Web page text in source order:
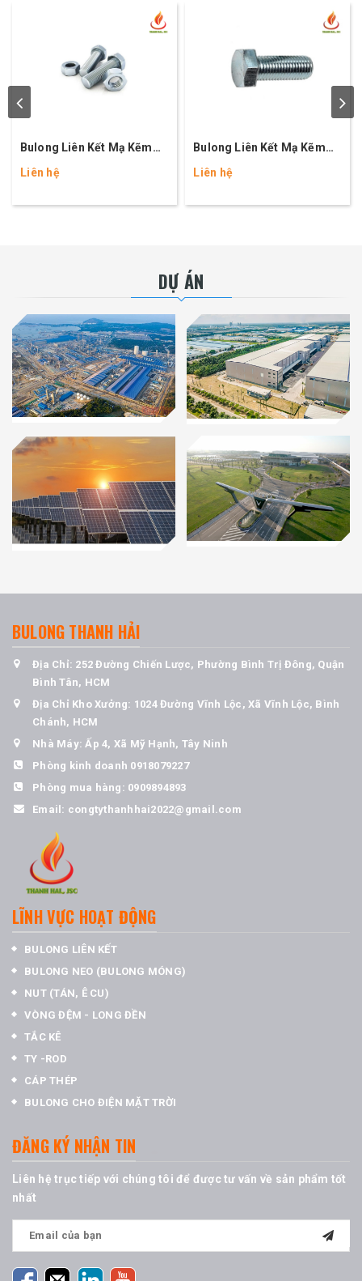
Bulong Liên Kết Mạ Kẽm
M20x60
Liên hệ
Bulong Liên Kết Mạ Kẽm
M16x50
Liên hệ
DỰ ÁN
BULONG THANH HẢI
Địa Chỉ: 252 Đường Chiến Lược, Phường Bình Trị Đông, Quận
Bình Tân, HCM
Địa Chỉ Kho Xưởng: 1024 Đường Vĩnh Lộc, Xã Vĩnh Lộc, Bình
Chánh, HCM
Nhà Máy: Ấp 4, Xã Mỹ Hạnh, Tây Ninh
Phòng kinh doanh 0918079227
Phòng mua hàng: 0909894893
Email: congtythanhhai2022@gmail.com
LĨNH VỰC HOẠT ĐỘNG
BULONG LIÊN KẾT
BULONG NEO (BULONG MÓNG)
NUT (TÁN, Ê CU)
VÒNG ĐỆM - LONG ĐỀN
TẮC KÊ
TY -ROD
CÁP THÉP
BULONG CHO ĐIỆN MẶT TRỜI
ĐĂNG KÝ NHẬN TIN
Liên hệ trục tiếp với chúng tôi để được tư vấn về sản phẩm tốt
nhất